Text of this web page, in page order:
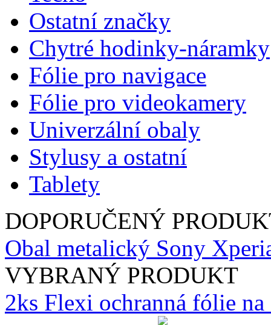
Ostatní značky
Chytré hodinky-náramky
Fólie pro navigace
Fólie pro videokamery
Univerzální obaly
Stylusy a ostatní
Tablety
DOPORUČENÝ
Obal metalický Sony
VYBRANÝ PRODUKT
2ks Flexi ochranná fólie